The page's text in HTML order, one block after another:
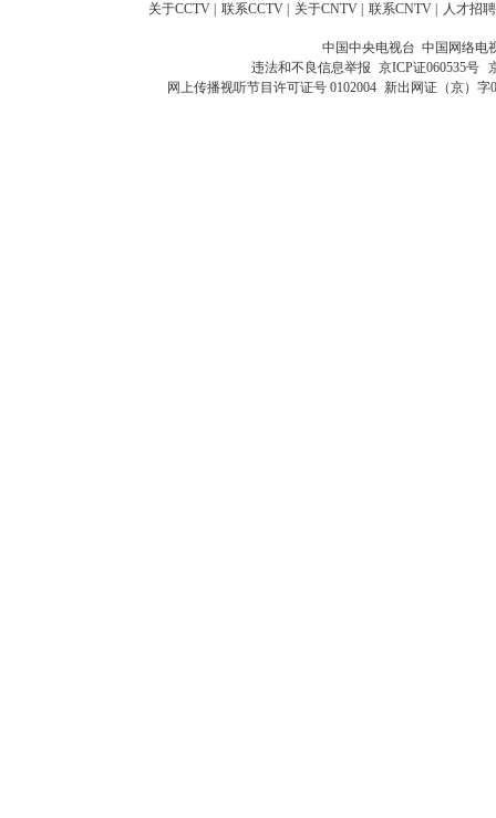
关于CCTV 联系CCTV 关于CNTV 联系CNTV 人才招聘
中国中央电视台 中国网络电
违法和不良信息举报 京ICP证060535号
网上传播视听节目许可证号 0102004 新出网证（京）